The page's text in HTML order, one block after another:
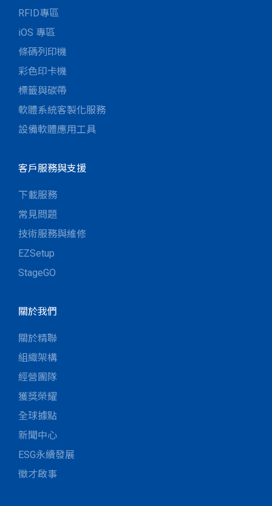
RFID專區
iOS 專區
條碼列印機
彩色印卡機
標籤與碳帶
軟體系統客製化服務
設備軟體應用工具
客戶服務與支援
下載服務
常見問題
技術服務與維修
EZSetup
StageGO
關於我們
關於精聯
組織架構
經營團隊
獲獎榮耀
全球據點
新聞中心
ESG永續發展
徵才啟事